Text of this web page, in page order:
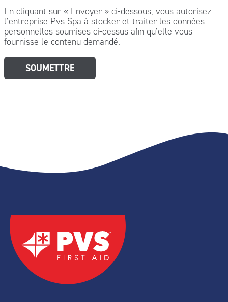
En cliquant sur « Envoyer » ci-dessous, vous autorisez
l’entreprise Pvs Spa à stocker et traiter les données
personnelles soumises ci-dessus afin qu’elle vous
fournisse le contenu demandé.